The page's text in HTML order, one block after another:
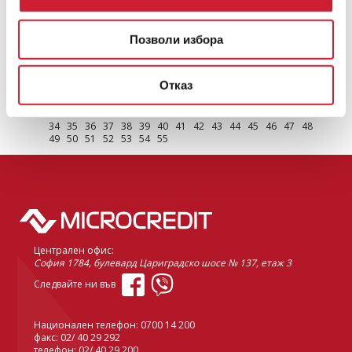
Позволи избора
Отказ
Как да подобрите кредитното си досие с бърз
кредит
ПРОЧЕТИ ОЩЕ
1 2 3 4 5 6 7 8 9 10 11 12 13 14 15 16 17 18
34 35 36 37 38 39 40 41 42 43 44 45 46 47
48
49 50 51 52 53 54 55
Централен офис:
София 1784, булевард Цариградско шосе № 137, етаж 3
Следвайте ни във
Национален телефон: 0700 14 200
факс: 02/ 40 29 292